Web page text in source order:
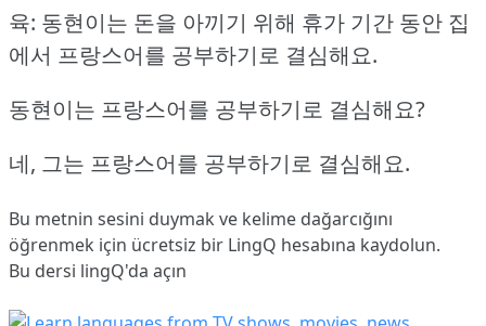
육: 동현이는 돈을 아끼기 위해 휴가 기간 동안 집
에서 프랑스어를 공부하기로 결심해요.
동현이는 프랑스어를 공부하기로 결심해요?
네, 그는 프랑스어를 공부하기로 결심해요.
Bu metnin sesini duymak ve kelime dağarcığını
öğrenmek için ücretsiz bir LingQ hesabına kaydolun.
Bu dersi lingQ'da açın